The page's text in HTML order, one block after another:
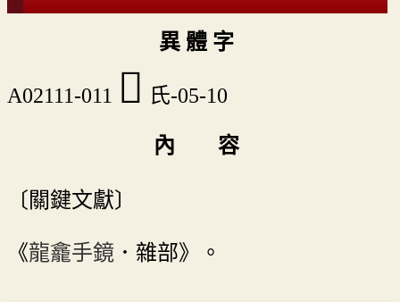
異 體 字
A02111-011 󳄗 氏-05-10
內 容
〔關鍵文獻〕
《龍龕手鏡 ．雜部》。